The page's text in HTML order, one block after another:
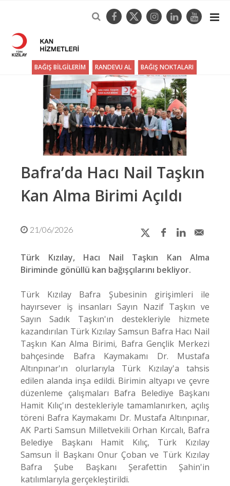
BAĞIŞ BİLGİLERİM RANDEVU AL BAĞIŞ NOKTALARI
Bafra’da Hacı Nail Taşkın
Kan Alma Birimi Açıldı
21/06/2026
Türk Kızılay, Hacı Nail Taşkın Kan Alma
Biriminde gönüllü kan bağışçılarını bekliyor.
Türk Kızılay Bafra Şubesinin girişimleri ile
hayırsever iş insanları Sayın Nazif Taşkın ve
Sayın Sadık Taşkın'ın destekleriyle hizmete
kazandırılan Türk Kızılay Samsun Bafra Hacı Nail
Taşkın Kan Alma Birimi, Bafra Gençlik Merkezi
bahçesinde Bafra Kaymakamı Dr. Mustafa
Altınpınar'ın olurlarıyla Türk Kızılay'a tahsis
edilen alanda inşa edildi. Birimin altyapı ve çevre
düzenleme çalışmaları Bafra Belediye Başkanı
Hamit Kılıç'ın destekleriyle tamamlanırken, açılış
töreni Bafra Kaymakamı Dr. Mustafa Altınpınar,
AK Parti Samsun Milletvekili Orhan Kırcalı, Bafra
Belediye Başkanı Hamit Kılıç, Türk Kızılay
Samsun İl Başkanı Onur Çoban ve Türk Kızılay
Bafra Şube Başkanı Şerafettin Şahin'in
katılımlarıyla gerçekleştirildi.